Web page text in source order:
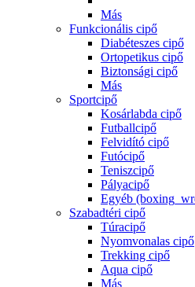
Más
Funkcionális cipő
Diabéteszes cipő
Ortopetikus cipő
Biztonsági cipő
Más
Sportcipő
Kosárlabda cipő
Futballcipő
Felvidító cipő
Futócipő
Teniszcipő
Pályacipő
Egyéb
Szabadtéri cipő
Túracipő
Nyomvonalas cipő
Trekking cipő
Aqua cipő
Más